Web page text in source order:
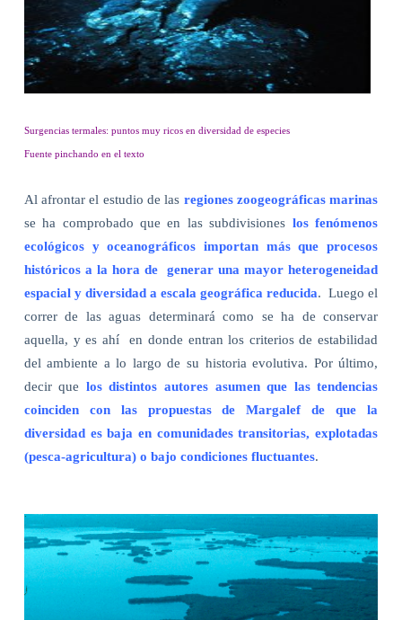
Surgencias termales: puntos muy ricos en diversidad de especies
Fuente pinchando en el texto
Al afrontar el estudio de las regiones zoogeográficas marinas
se ha comprobado que en las subdivisiones los fenómenos
ecológicos y oceanográficos importan más que procesos
históricos a la hora de
generar una mayor heterogeneidad
espacial y diversidad a escala geográfica reducida. Luego el
correr de las aguas determinará como se ha de conservar
aquella, y es ahí
en donde entran los criterios de estabilidad
del ambiente a lo largo de su historia evolutiva. Por último,
decir que los distintos autores asumen que las tendencias
coinciden con las propuestas de Margalef de que la
diversidad es baja en comunidades transitorias, explotadas
(pesca-agricultura) o bajo condiciones fluctuantes.